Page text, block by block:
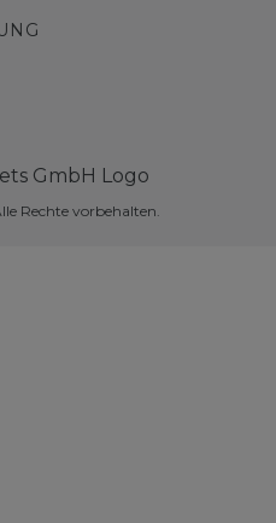
Rechte vorbehalten.